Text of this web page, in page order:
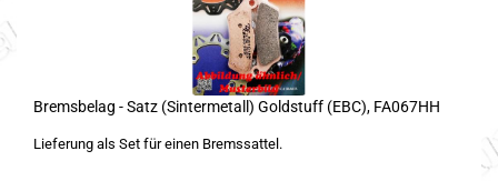
Bremsbelag - Satz (Sintermetall) Goldstuff (EBC), FA067HH
Lieferung als Set für einen Bremssattel.